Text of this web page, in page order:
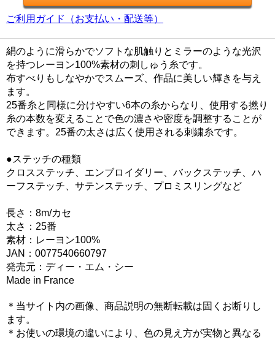
ご利用ガイド（お支払い・配送等）
絹のように滑らかでソフトな肌触りとミラーのような光沢
を持つレーヨン100%素材の刺しゅう糸です。
布すべりもしなやかでスムーズ、作品に美しい輝きを与え
ます。
25番糸と同様に分けやすい6本の糸からなり、使用する撚り
糸の本数を変えることで色の濃さや密度を調整することが
できます。25番の太さは広く使用される刺繍糸です。
●ステッチの種類
クロスステッチ、エンブロイダリー、バックステッチ、ハ
ーフステッチ、サテンステッチ、プロミスリングなど
長さ：8m/カセ
太さ：25番
素材：レーヨン100%
JAN：0077540660797
発売元：ディー・エム・シー
Made in France
＊当サイト内の画像、商品説明の無断転載は固くお断りし
ます。
＊お使いの環境の違いにより、色の見え方が実物と異なる